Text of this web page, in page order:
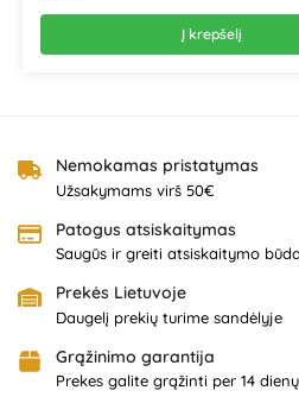
Į krepšelį
Nemokamas pristatymas
Užsakymams virš 50€
Patogus atsiskaitymas
Saugūs ir greiti atsiskaitymo
Prekės Lietuvoje
Daugelį prekių turime sandėlyje
Grąžinimo garantija
Prekes galite grąžinti per 14 dienų